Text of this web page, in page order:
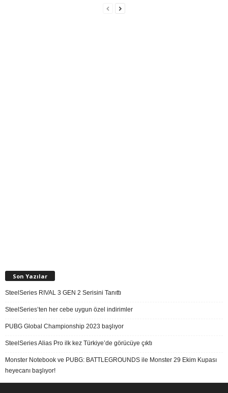
Son Yazılar
SteelSeries RIVAL 3 GEN 2 Serisini Tanıttı
SteelSeries’ten her cebe uygun özel indirimler
PUBG Global Championship 2023 başlıyor
SteelSeries Alias Pro ilk kez Türkiye’de görücüye çıktı
Monster Notebook ve PUBG: BATTLEGROUNDS ile Monster 29 Ekim Kupası
heyecanı başlıyor!